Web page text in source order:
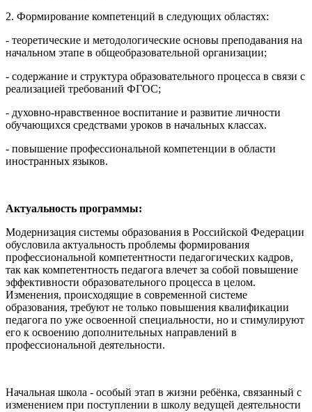
2. Формирование компетенций в следующих областях:
- теоретические и методологические основы преподавания на
начальном этапе в общеобразовательной организации;
- содержание и структура образовательного процесса в связи с
реализацией требований ФГОС;
- духовно-нравственное воспитание и развитие личности
обучающихся средствами уроков в начальных классах.
- повышение профессиональной компетенции в области
иностранных языков.
Актуальность программы:
Модернизация системы образования в Российской Федерации
обусловила актуальность проблемы формирования
профессиональной компетентности педагогических кадров,
так как компетентность педагога влечет за собой повышение
эффективности образовательного процесса в целом.
Изменения, происходящие в современной системе
образования, требуют не только повышения квалификации
педагога по уже освоенной специальности, но и стимулируют
его к освоению дополнительных направлений в
профессиональной деятельности.
Начальная школа - особый этап в жизни ребёнка, связанный с
изменением при поступлении в школу ведущей деятельности